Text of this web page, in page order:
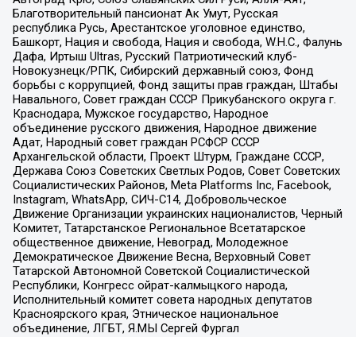
Благотворительный пансионат Ак Умут, Русская
республика Русь, Арестантское уголовное единство,
Башкорт, Нация и свобода, Нация и свобода, W.H.С., Фалунь
Дафа, Иртыш Ultras, Русский Патриотический клуб-
Новокузнецк/РПК, Сибирский державный союз, Фонд
борьбы с коррупцией, Фонд защиты прав граждан, Штабы
Навального, Совет граждан СССР Прикубанского округа г.
Краснодара, Мужское государство, Народное
объединение русского движения, Народное движение
Адат, Народный совет граждан РСФСР СССР
Архангельской области, Проект Штурм, Граждане СССР,
Держава Союз Советских Светлых Родов, Совет Советских
Социалистических Районов, Meta Platforms Inc, Facebook,
Instagram, WhatsApp, СИЧ-С14, Добровольческое
Движение Организации украинских националистов, Черный
Комитет, Татарстанское Региональное Всетатарское
общественное движение, Невоград, Молодежное
Демократическое Движение Весна, Верховный Совет
Татарской Автономной Советской Социалистической
Республики, Конгресс ойрат-калмыцкого народа,
Исполнительный комитет совета народных депутатов
Красноярского края, Этническое национальное
объединение, ЛГБТ, Я.МЫ Сергей Фургал